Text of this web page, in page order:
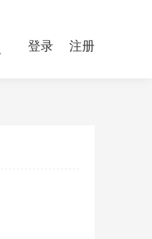
登录 注册